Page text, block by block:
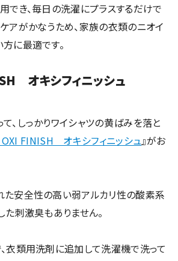
でき、毎日の洗濯にプラスするだけで
アがかなうため、家族の衣類のニオイ
に最適です。
オキシフィニッシュ